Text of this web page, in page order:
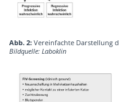
Abb. 2: Vereinfachte Darstellung
Bildquelle: Laboklin